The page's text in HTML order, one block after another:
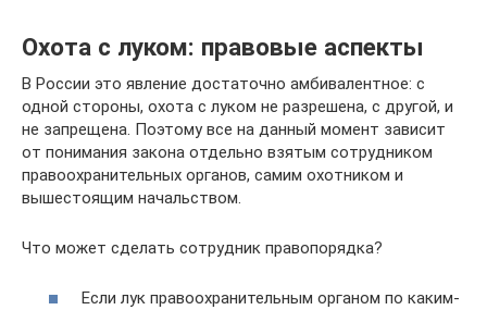
Охота с луком: правовые аспекты
В России это явление достаточно амбивалентное: с
одной стороны, охота с луком не разрешена, с другой, и
не запрещена. Поэтому все на данный момент зависит
от понимания закона отдельно взятым сотрудником
правоохранительных органов, самим охотником и
вышестоящим начальством.
Что может сделать сотрудник правопорядка?
Если лук правоохранительным органом по каким-